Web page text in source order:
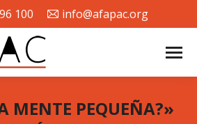
100 info@afapac.org
MENTE PEQUEÑA?»